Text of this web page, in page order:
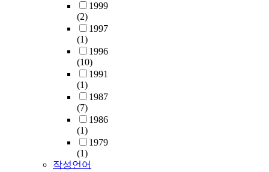
1999
(2)
1997
(1)
1996
(10)
1991
(1)
1987
(7)
1986
(1)
1979
(1)
작성언어